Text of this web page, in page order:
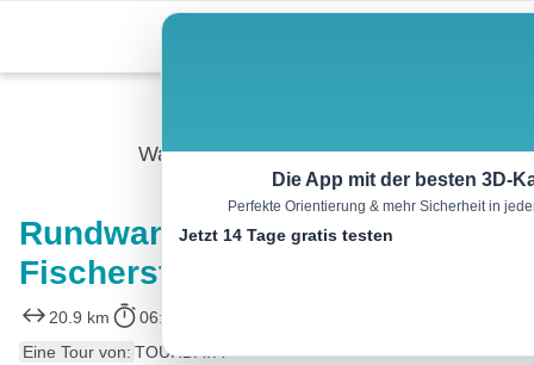
content
Wandern
Rundwanderweg Klausersee –
Fischersteig
20.9 km 06:33 h
Eine Tour von: TOURDATA
Die App mit der besten 3D-
Perfekte Orientierung & mehr Sicherheit in
Jetzt 14 Tage gratis testen